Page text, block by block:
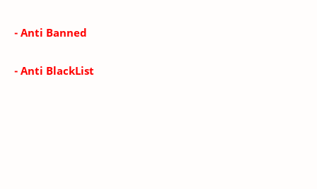
- Anti Banned
- Anti BlackList